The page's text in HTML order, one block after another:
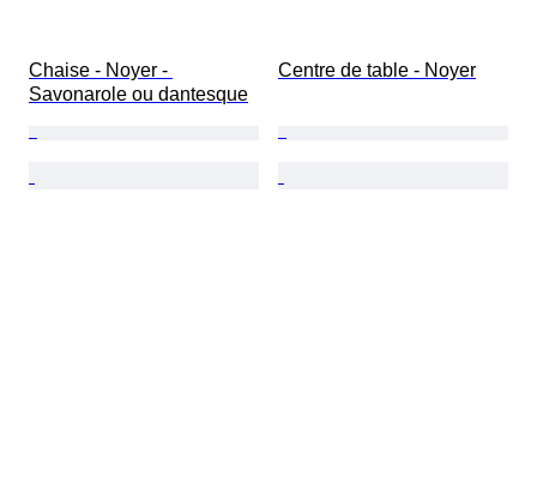
Chaise - Noyer -
Savonarole ou dantesque
Centre de table - Noyer